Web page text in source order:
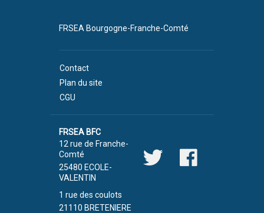
FRSEA Bourgogne-Franche-Comté
Contact
Plan du site
CGU
FRSEA BFC
12 rue de Franche-
Comté
25480 ECOLE-
VALENTIN
1 rue des coulots
21110 BRETENIERE